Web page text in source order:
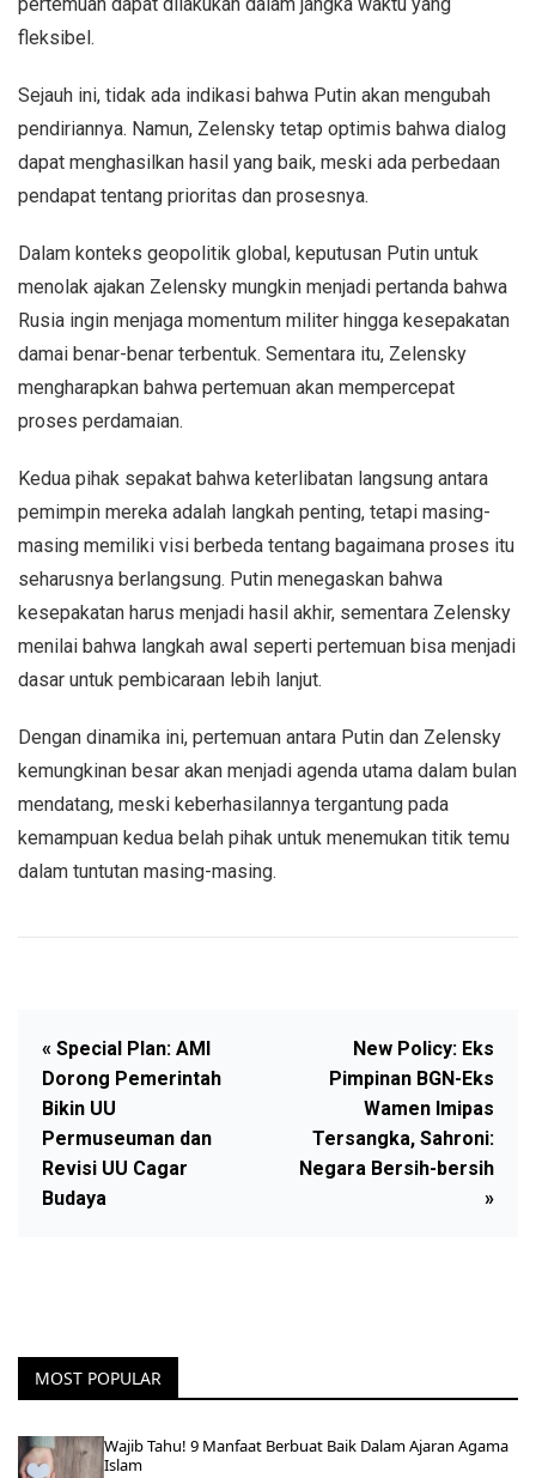
pertemuan dapat dilakukan dalam jangka waktu yang
fleksibel.
Sejauh ini, tidak ada indikasi bahwa Putin akan mengubah
pendiriannya. Namun, Zelensky tetap optimis bahwa dialog
dapat menghasilkan hasil yang baik, meski ada perbedaan
pendapat tentang prioritas dan prosesnya.
Dalam konteks geopolitik global, keputusan Putin untuk
menolak ajakan Zelensky mungkin menjadi pertanda bahwa
Rusia ingin menjaga momentum militer hingga kesepakatan
damai benar-benar terbentuk. Sementara itu, Zelensky
mengharapkan bahwa pertemuan akan mempercepat
proses perdamaian.
Kedua pihak sepakat bahwa keterlibatan langsung antara
pemimpin mereka adalah langkah penting, tetapi masing-
masing memiliki visi berbeda tentang bagaimana proses itu
seharusnya berlangsung. Putin menegaskan bahwa
kesepakatan harus menjadi hasil akhir, sementara Zelensky
menilai bahwa langkah awal seperti pertemuan bisa menjadi
dasar untuk pembicaraan lebih lanjut.
Dengan dinamika ini, pertemuan antara Putin dan Zelensky
kemungkinan besar akan menjadi agenda utama dalam bulan
mendatang, meski keberhasilannya tergantung pada
kemampuan kedua belah pihak untuk menemukan titik temu
dalam tuntutan masing-masing.
« Special Plan: AMI
Dorong Pemerintah
Bikin UU
Permuseuman dan
Revisi UU Cagar
Budaya
New Policy: Eks
Pimpinan BGN-Eks
Wamen Imipas
Tersangka, Sahroni:
Negara Bersih-bersih
»
MOST POPULAR
Wajib Tahu! 9 Manfaat Berbuat Baik Dalam Ajaran Agama
Islam